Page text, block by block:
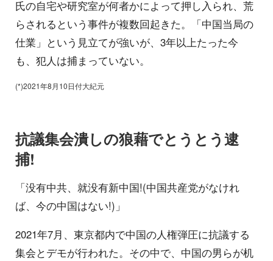
氏の自宅や研究室が何者かによって押し入られ、荒
らされるという事件が複数回起きた。「中国当局の
仕業」という見立てが強いが、3年以上たった今
も、犯人は捕まっていない。
(*)2021年8月10日付大紀元
抗議集会潰しの狼藉でとうとう逮
捕!
「没有中共、就没有新中国!(中国共産党がなけれ
ば、今の中国はない!)」
2021年7月、東京都内で中国の人権弾圧に抗議する
集会とデモが行われた。その中で、中国の男らが机